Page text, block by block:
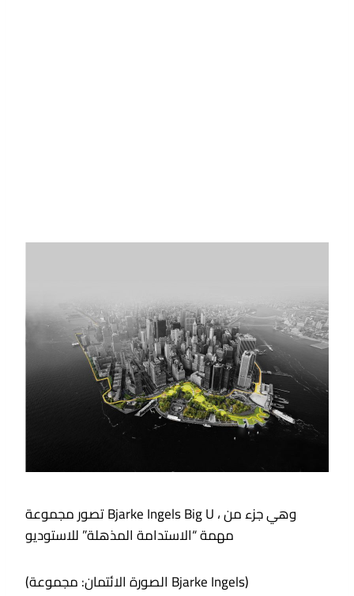
تصور مجموعة Bjarke Ingels Big U ، وهي جزء من
مهمة “الاستدامة المذهلة” للاستوديو
(الصورة الائتمان: مجموعة Bjarke Ingels)